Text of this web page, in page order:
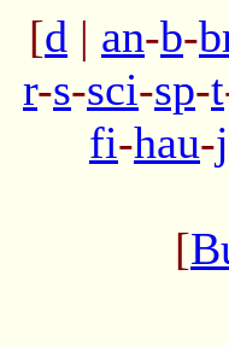
[d | an-b-
r-s-sci-sp-t
fi-hau-
[